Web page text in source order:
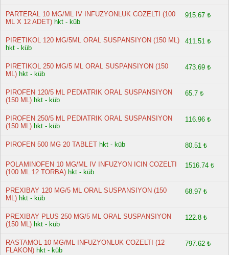
PARTERAL 10 MG/ML IV INFUZYONLUK COZELTI (100
ML X 12 ADET) hkt - küb
915.67 ₺
PIRETIKOL 120 MG/5ML ORAL SUSPANSIYON (150 ML)
hkt - küb
411.51 ₺
PIRETIKOL 250 MG/5 ML ORAL SUSPANSIYON (150
ML) hkt - küb
473.69 ₺
PIROFEN 120/5 ML PEDIATRIK ORAL SUSPANSIYON
(150 ML) hkt - küb
65.7 ₺
PIROFEN 250/5 ML PEDIATRIK ORAL SUSPANSIYON
(150 ML) hkt - küb
116.96 ₺
PIROFEN 500 MG 20 TABLET hkt - küb 80.51 ₺
POLAMINOFEN 10 MG/ML IV INFUZYON ICIN COZELTI
(100 ML 12 TORBA) hkt - küb
1516.74 ₺
PREXIBAY 120 MG/5 ML ORAL SUSPANSIYON (150
ML) hkt - küb
68.97 ₺
PREXIBAY PLUS 250 MG/5 ML ORAL SUSPANSIYON
(150 ML) hkt - küb
122.8 ₺
RASTAMOL 10 MG/ML INFUZYONLUK COZELTI (12
FLAKON) hkt - küb
797.62 ₺